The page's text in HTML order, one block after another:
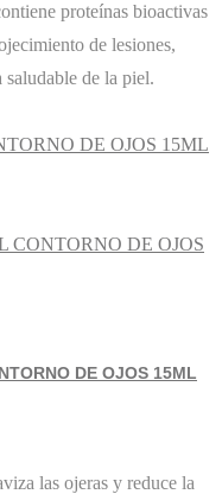
proteínas bioactivas
de lesiones,
de la piel.
DE OJOS 15ML
las ojeras y reduce la